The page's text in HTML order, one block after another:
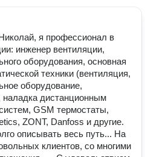
я профессионал в
инженер вентиляции,
оборудования, основная
техники (вентиляция,
оборудование,
дистанционным
GSM термостаты,
ZONT, Danfoss и другие.
описывать весь путь... На
клиентов, со многими